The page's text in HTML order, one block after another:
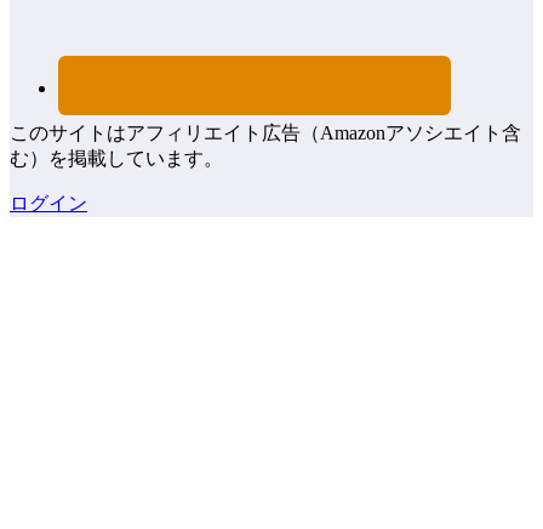
このサイトはアフィリエイト広告（Amazonアソシエイト含
む）を掲載しています。
ログイン